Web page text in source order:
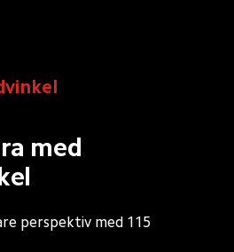
med
perspektiv med 115